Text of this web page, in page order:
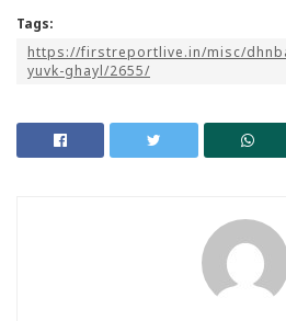
Tags:
https://firstreportlive.in/misc/
yuvk-ghayl/2655/